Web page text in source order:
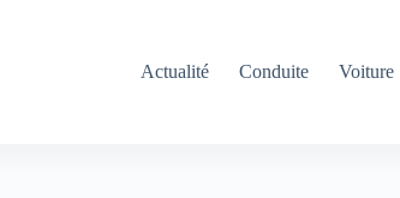
Actualité Conduite Voiture